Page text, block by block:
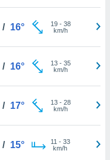
/ 16° 19- 38
km/h
/ 16° 13- 35
km/h
/ 17° 13- 28
km/h
/ 15° 11 - 33
km/h